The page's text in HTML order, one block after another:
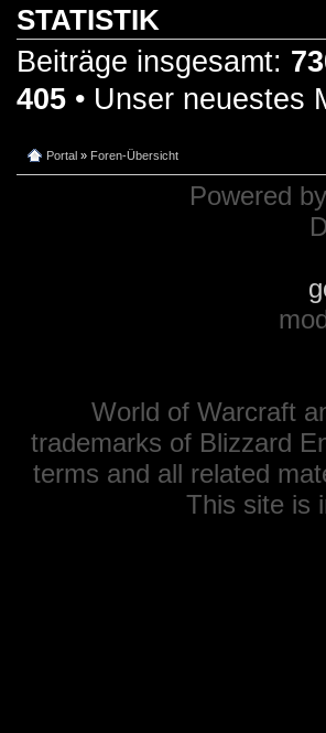
STATISTIK
Beiträge insgesamt:
405 • Unser neuestes
Portal » Foren-Übersicht
Powered by
World of Warcraft
trademarks of Blizzard
terms and all related
This site is